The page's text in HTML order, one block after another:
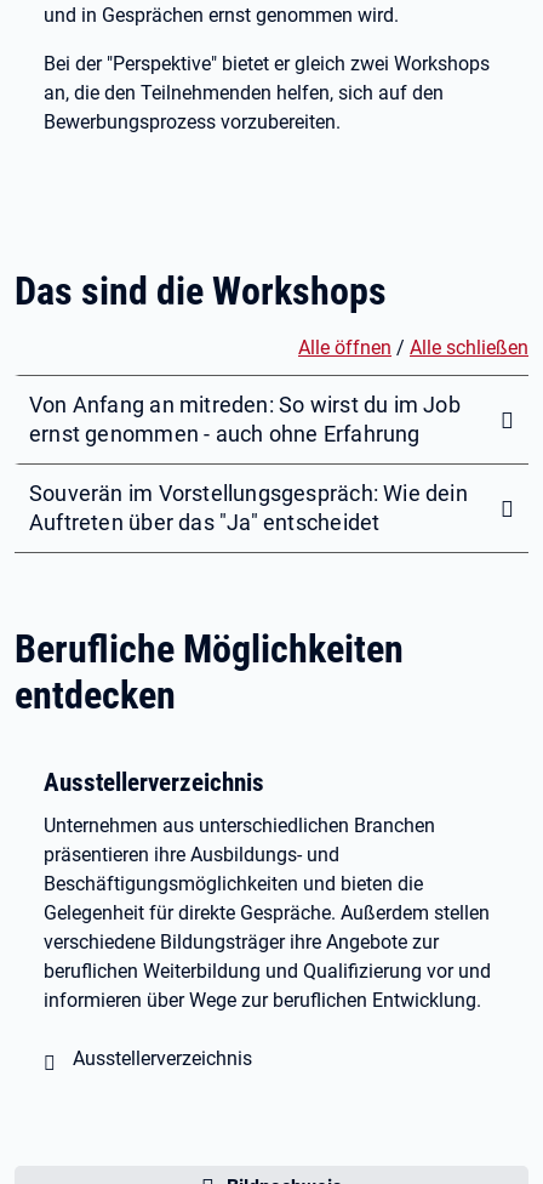
und in Gesprächen ernst genommen wird.
Bei der "Perspektive" bietet er gleich zwei Workshops
an, die den Teilnehmenden helfen, sich auf den
Bewerbungsprozess vorzubereiten.
Das sind die Workshops
Alle öffnen / Alle schließen
Von Anfang an mitreden: So wirst du im Job
ernst genommen - auch ohne Erfahrung
Souverän im Vorstellungsgespräch: Wie dein
Auftreten über das "Ja" entscheidet
Berufliche Möglichkeiten
entdecken
Ausstellerverzeichnis
Unternehmen aus unterschiedlichen Branchen
präsentieren ihre Ausbildungs- und
Beschäftigungsmöglichkeiten und bieten die
Gelegenheit für direkte Gespräche. Außerdem stellen
verschiedene Bildungsträger ihre Angebote zur
beruflichen Weiterbildung und Qualifizierung vor und
informieren über Wege zur beruflichen Entwicklung.
Ausstellerverzeichnis